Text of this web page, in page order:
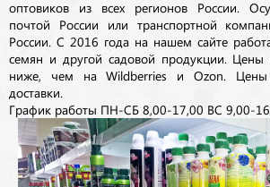
оптовиков из всех регионов России.
почтой России или транспортной
России. С 2016 года на нашем сайте
семян и другой садовой продукции. Цены
ниже, чем на Wildberries и Ozon. Цены
доставки.
График работы ПН-СБ 8,00-17,00 ВС 9,00-